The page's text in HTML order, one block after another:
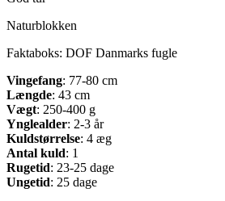
Naturblokken
Faktaboks: DOF Danmarks fugle
Vingefang: 77-80 cm
Længde: 43 cm
Vægt: 250-400 g
Ynglealder: 2-3 år
Kuldstørrelse: 4 æg
Antal kuld: 1
Rugetid: 23-25 dage
Ungetid: 25 dage